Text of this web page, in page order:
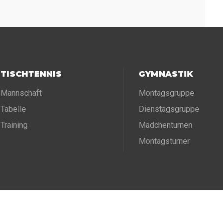
TISCHTENNIS
Mannschaft
Tabelle
Training
GYMNASTIK
Montagsgruppe
Dienstagsgruppe
Mädchenturnen
Montagsturner